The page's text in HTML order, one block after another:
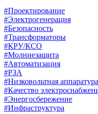
#Проектирование
#Электрогенерация
#Безопасность
#Трансформаторы
#КРУ/КСО
#Молниезащита
#Автоматизация
#РЗА
#Низковольтная аппаратура
#Качество
#Энергосбережение
#Инфраструктура